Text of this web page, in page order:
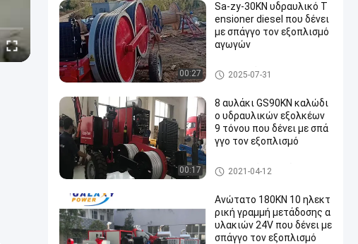
00:27
Sa-zy-30KN υδραυλικό T
ensioner diesel που δένει
με σπάγγο τον εξοπλισμό
αγωγών
υδραυλικό tensioner καλωδί
ων
2025-07-31
00:17
8 αυλάκι GS90KN καλώδι
ο υδραυλικών εξολκέων
9 τόνου που δένει με σπά
γγο τον εξοπλισμό
ηλεκτροφόρο καλώδιο που δ
ένει με σπάγγο τον εξοπλισμ
2021-04-12
Ανώτατο 180KN 10 ηλεκτ
ρική γραμμή μετάδοσης α
υλακιών 24V που δένει με
σπάγγο τον εξοπλισμό